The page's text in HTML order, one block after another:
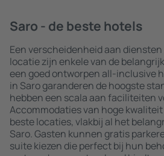
Saro - de beste hotels
Een verscheidenheid aan
locatie zijn enkele van de
een goed ontworpen all-inclusive
in Saro garanderen de hoogste
hebben een scala aan faciliteiten
Accommodaties van hoge
beste locaties, vlakbij al het
Saro. Gasten kunnen gratis
suite kiezen die perfect bij hun